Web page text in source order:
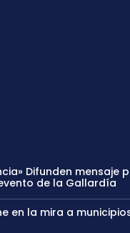
Difunden mensaje
de la Gallardía
en la mira a